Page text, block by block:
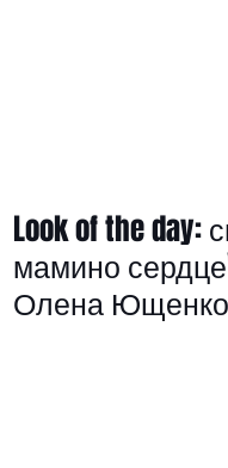
Look of the day:
мамино
Олена Ющенко